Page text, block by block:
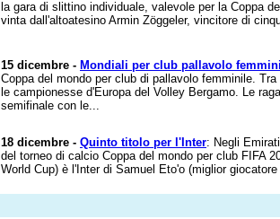
la gara di slittino individuale, valevole per la Coppa
vinta dall'altoatesino Armin Zöggeler, vincitore di
15 dicembre - Mondiali per club pallavolo
Coppa del mondo per club di pallavolo femminile.
le campionesse d'Europa del Volley Bergamo. Le
semifinale con le...
18 dicembre - Quinto titolo per l'Inter: Negli
del torneo di calcio Coppa del mondo per club FIFA
World Cup) è l'Inter di Samuel Eto'o (miglior